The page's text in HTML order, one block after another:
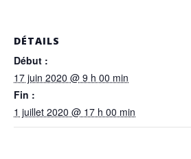
DÉTAILS
Début :
17 juin 2020 @ 9 h 00 min
Fin :
1 juillet 2020 @ 17 h 00 min